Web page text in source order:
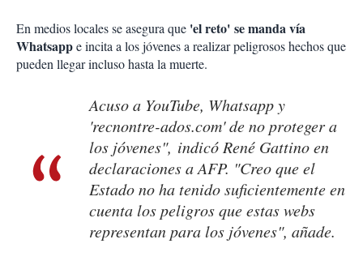
En medios locales se asegura que 'el reto' se manda vía
Whatsappe incita a los jóvenes a realizar peligrosos hechos que
pueden llegar incluso hasta la muerte.
Acuso a YouTube, Whatsapp y
'recnontre-ados.com' de no proteger a
los jóvenes", indicó René Gattino en
declaraciones a AFP. "Creo que el
Estado no ha tenido suficientemente en
cuenta los peligros que estas webs
representan para los jóvenes", añade.